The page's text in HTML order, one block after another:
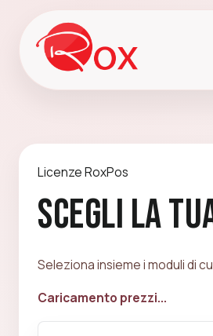
Licenze RoxPos
Scegli la
Seleziona insieme i moduli di
Caricamento prezzi...